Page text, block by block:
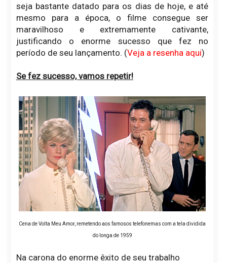
seja bastante datado para os dias de hoje, e até
mesmo para a época, o filme consegue ser
maravilhoso e extremamente cativante,
justificando o enorme sucesso que fez no
período de seu lançamento. (Veja a resenha aqui)
Se fez sucesso, vamos repetir!
Cena de Volta Meu Amor, remetendo aos famosos telefonemas com a tela dividida
do longa de 1959
Na carona do enorme êxito de seu trabalho